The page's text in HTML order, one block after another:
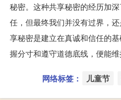
秘密。这种共享秘密的经历加
任，但最终我们并没有过界，
享秘密是建立在真诚和信任的
握分寸和遵守道德底线，便能维
网络标签： 儿童节